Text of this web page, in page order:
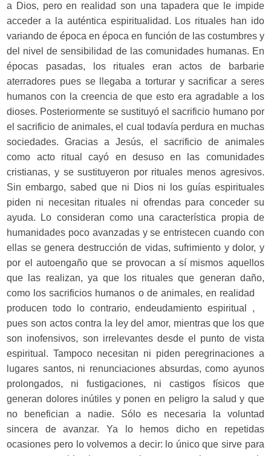
a Dios, pero en realidad son una tapadera que le impide
acceder a la auténtica espiritualidad. Los rituales han ido
variando de época en época en función de las costumbres y
del nivel de sensibilidad de las comunidades humanas. En
épocas pasadas, los rituales eran actos de barbarie
aterradores pues se llegaba a torturar y sacrificar a seres
humanos con la creencia de que esto era agradable a los
dioses. Posteriormente se sustituyó el sacrificio humano por
el sacrificio de animales, el cual todavía perdura en muchas
sociedades. Gracias a Jesús, el sacrificio de animales
como acto ritual cayó en desuso en las comunidades
cristianas, y se sustituyeron por rituales menos agresivos.
Sin embargo, sabed que ni Dios ni los guías espirituales
piden ni necesitan rituales ni ofrendas para conceder su
ayuda. Lo consideran como una característica propia de
humanidades poco avanzadas y se entristecen cuando con
ellas se genera destrucción de vidas, sufrimiento y dolor, y
por el autoengaño que se provocan a sí mismos aquellos
que las realizan, ya que los rituales que generan daño,
como los sacrificios humanos o de animales, en realidad
producen todo lo contrario, endeudamiento espiritual ,
pues son actos contra la ley del amor, mientras que los que
son inofensivos, son irrelevantes desde el punto de vista
espiritual. Tampoco necesitan ni piden peregrinaciones a
lugares santos, ni renunciaciones absurdas, como ayunos
prolongados, ni fustigaciones, ni castigos físicos que
generan dolores inútiles y ponen en peligro la salud y que
no benefician a nadie. Sólo es necesaria la voluntad
sincera de avanzar. Ya lo hemos dicho en repetidas
ocasiones pero lo volvemos a decir: lo único que sirve para